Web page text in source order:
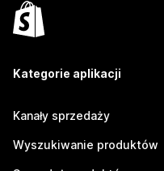
Kategorie aplikacji
Kanały sprzedaży
Wyszukiwanie produktów